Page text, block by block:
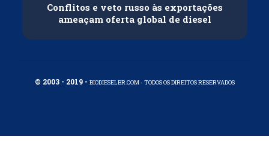
Conflitos e veto russo às exportações
ameaçam oferta global de diesel
© 2003 - 2019 - BIODIESELBR.COM - TODOS OS DIREITOS RESERVADOS